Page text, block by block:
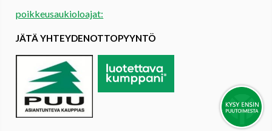
poikkeusaukioloajat:
JÄTÄ YHTEYDENOTTOPYYNTÖ